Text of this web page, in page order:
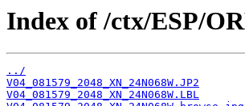
Index of /ctx/ESP/
../
V04_081579_2048_XN_24N068W.JP2
V04_081579_2048_XN_24N068W.LBL